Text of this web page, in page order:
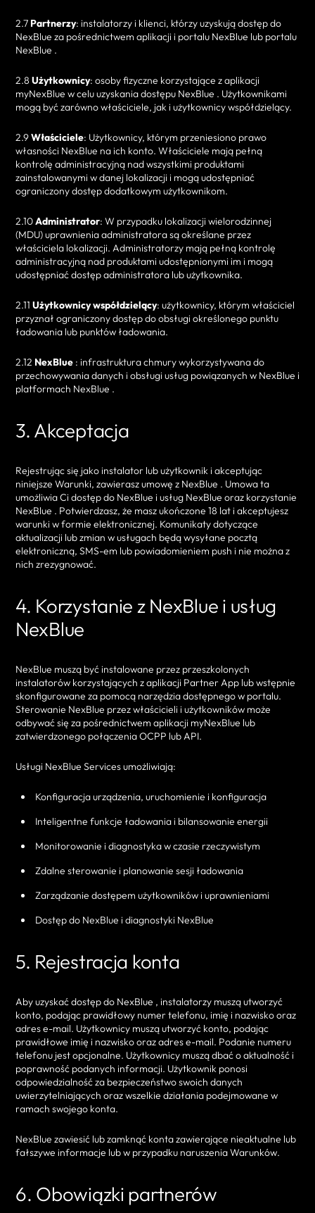
2.7 Partnerzy: instalatorzy i klienci, którzy uzyskują dostęp do
NexBlue za pośrednictwem aplikacji i portalu NexBlue lub portalu
NexBlue .
2.8 Użytkownicy: osoby fizyczne korzystające z aplikacji
myNexBlue w celu uzyskania dostępu NexBlue . Użytkownikami
mogą być zarówno właściciele, jak i użytkownicy współdzielący.
2.9Właściciele: Użytkownicy, którym przeniesiono prawo
własności NexBlue na ich konto. Właściciele mają pełną
kontrolę administracyjną nad wszystkimi produktami
zainstalowanymi w danej lokalizacji i mogą udostępniać
ograniczony dostęp dodatkowym użytkownikom.
2.10Administrator: W przypadku lokalizacji wielorodzinnej
(MDU) uprawnienia administratora są określane przez
właściciela lokalizacji. Administratorzy mają pełną kontrolę
administracyjną nad produktami udostępnionymi im i mogą
udostępniać dostęp administratora lub użytkownika.
2.11 Użytkownicy współdzielący: użytkownicy, którym właściciel
przyznał ograniczony dostęp do obsługi określonego punktu
ładowania lub punktów ładowania.
2.12 NexBlue : infrastruktura chmury wykorzystywana do
przechowywania danych i obsługi usług powiązanych w NexBlue i
platformach NexBlue .
3. Akceptacja
Rejestrując się jako instalator lub użytkownik i akceptując
niniejsze Warunki, zawierasz umowę z NexBlue . Umowa ta
umożliwia Ci dostęp do NexBlue i usług NexBlue oraz korzystanie
NexBlue . Potwierdzasz, że masz ukończone 18 lat i akceptujesz
warunki w formie elektronicznej. Komunikaty dotyczące
aktualizacji lub zmian w usługach będą wysyłane pocztą
elektroniczną, SMS-em lub powiadomieniem push i nie można z
nich zrezygnować.
4. Korzystanie z NexBlue i usług
NexBlue
NexBlue muszą być instalowane przez przeszkolonych
instalatorów korzystających z aplikacji Partner App lub wstępnie
skonfigurowane za pomocą narzędzia dostępnego w portalu.
Sterowanie NexBlue przez właścicieli i użytkowników może
odbywać się za pośrednictwem aplikacji myNexBlue lub
zatwierdzonego połączenia OCPP lub API.
Usługi NexBlue Services umożliwiają:
Konfiguracja urządzenia, uruchomienie i konfiguracja
Inteligentne funkcje ładowania i bilansowanie energii
Monitorowanie i diagnostyka w czasie rzeczywistym
Zdalne sterowanie i planowanie sesji ładowania
Zarządzanie dostępem użytkowników i uprawnieniami
Dostęp do NexBlue i diagnostyki NexBlue
5. Rejestracja konta
Aby uzyskać dostęp do NexBlue , instalatorzy muszą utworzyć
konto, podając prawidłowy numer telefonu, imię i nazwisko oraz
adres e-mail. Użytkownicy muszą utworzyć konto, podając
prawidłowe imię i nazwisko oraz adres e-mail. Podanie numeru
telefonu jest opcjonalne. Użytkownicy muszą dbać o aktualność i
poprawność podanych informacji. Użytkownik ponosi
odpowiedzialność za bezpieczeństwo swoich danych
uwierzytelniających oraz wszelkie działania podejmowane w
ramach swojego konta.
NexBlue zawiesić lub zamknąć konta zawierające nieaktualne lub
fałszywe informacje lub w przypadku naruszenia Warunków.
6. Obowiązki partnerów